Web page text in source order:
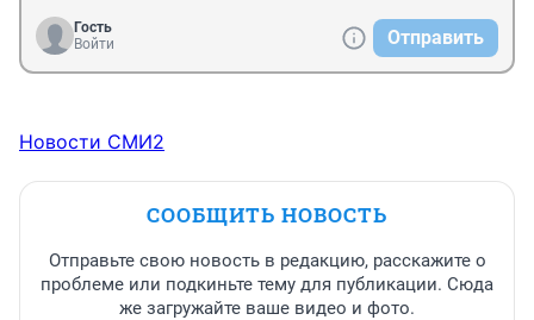
Гость
Войти
Отправить
Новости СМИ2
СООБЩИТЬ НОВОСТЬ
Отправьте свою новость в редакцию, расскажите о
проблеме или подкиньте тему для публикации. Сюда
же загружайте ваше видео и фото.